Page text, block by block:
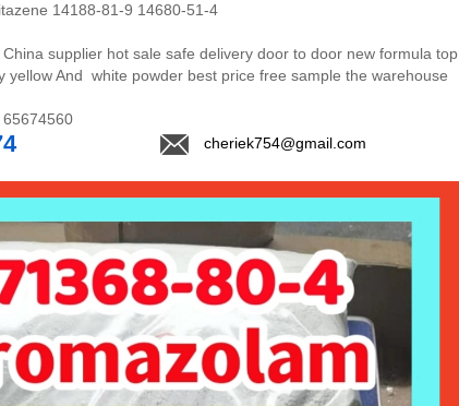
14188-81-9 14680-51-4
supplier hot sale safe delivery door to door new formula top
yellow And white powder best price free sample the warehouse
cheriek754@gmail.com